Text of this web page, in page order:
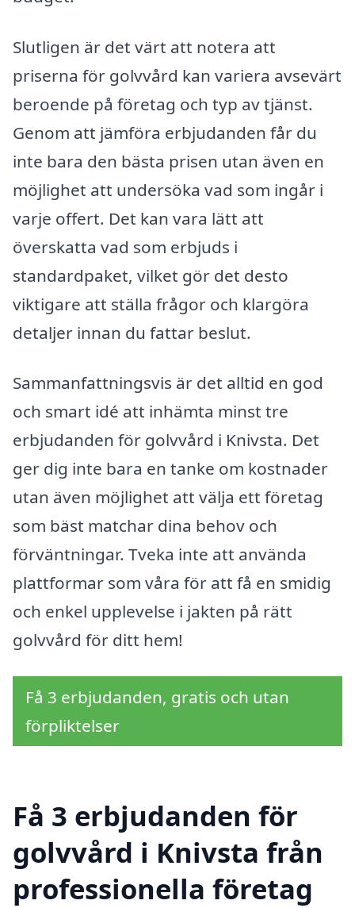
Slutligen är det värt att notera att
priserna för golvvård kan variera avsevärt
beroende på företag och typ av tjänst.
Genom att jämföra erbjudanden får du
inte bara den bästa prisen utan även en
möjlighet att undersöka vad som ingår i
varje offert. Det kan vara lätt att
överskatta vad som erbjuds i
standardpaket, vilket gör det desto
viktigare att ställa frågor och klargöra
detaljer innan du fattar beslut.
Sammanfattningsvis är det alltid en god
och smart idé att inhämta minst tre
erbjudanden för golvvård i Knivsta. Det
ger dig inte bara en tanke om kostnader
utan även möjlighet att välja ett företag
som bäst matchar dina behov och
förväntningar. Tveka inte att använda
plattformar som våra för att få en smidig
och enkel upplevelse i jakten på rätt
golvvård för ditt hem!
Få 3 erbjudanden, gratis och utan
förpliktelser
Få 3 erbjudanden för
golvvård i Knivsta från
professionella företag